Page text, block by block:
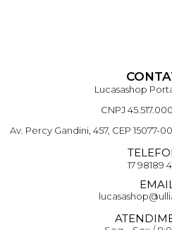
Lucasashop
CNPJ
Av. Percy Gandini, 457, CEP 15077-
17 98189